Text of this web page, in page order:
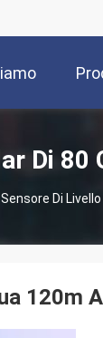
Di 80
Sensore Di
120m